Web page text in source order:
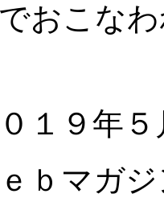
おこな
１９年５
ｂマガ